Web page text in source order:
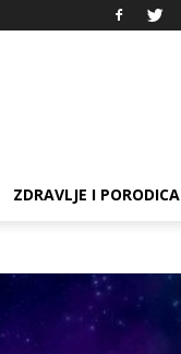
ZDRAVLJE I PORODICA